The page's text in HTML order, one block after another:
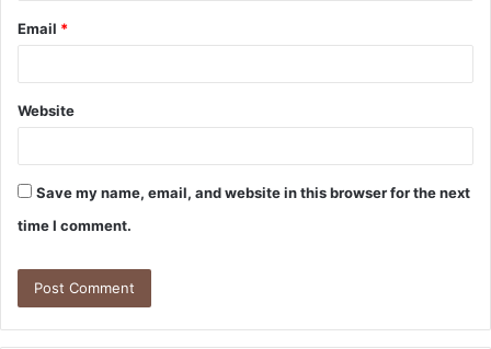
Email *
Website
Save my name, email, and website in this browser for the next
time I comment.